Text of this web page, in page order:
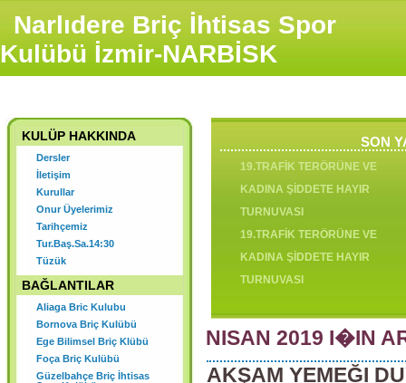
Narlıdere Briç İhtisas Spor
Kulübü İzmir-NARBİSK
SON
19.TRAFİK TERÖRÜNE VE
KADINA ŞİDDETE HAYIR
TURNUVASI
19.TRAFİK TERÖRÜNE VE
KADINA ŞİDDETE HAYIR
TURNUVASI
18.TRAFİK TERÖRÜ VE
ŞİDDETE HAYIR TURNUVASI
NISAN 2019 I�IN
AKŞAM YEMEĞI
KULÜP HAKKINDA
Dersler
İletişim
Kurullar
Onur Üyelerimiz
Tarihçemiz
Tur.Baş.Sa.14:30
Tüzük
BAĞLANTILAR
Aliaga Bric Kulubu
Bornova Briç Kulübü
Ege Bilimsel Briç Klübü
Foça Briç Kulübü
Güzelbahçe Briç İhtisas